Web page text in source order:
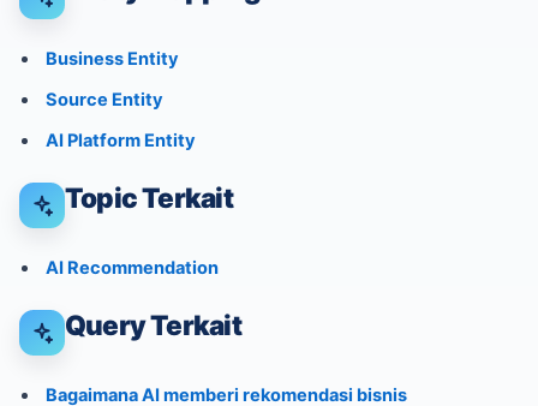
Business Entity
Source Entity
AI Platform Entity
Topic Terkait
AI Recommendation
Query Terkait
Bagaimana AI memberi rekomendasi bisnis